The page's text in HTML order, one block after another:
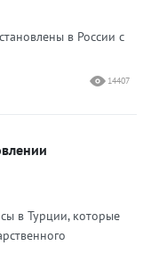
в России с
14407
в Турции, которые